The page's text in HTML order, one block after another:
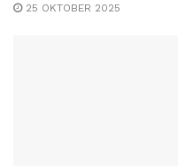
25 OKTOBER 2025